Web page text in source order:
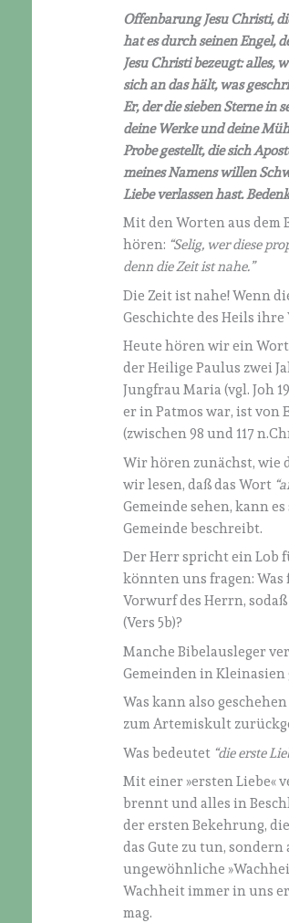
Offenbarung Jesu Christi,
hat es durch seinen Engel,
Jesu Christi bezeugt: alles,
sich an das hält, was
Er, der die sieben Sterne
deine Werke und deine
Probe gestellt, die sich
meines Namens willen
Liebe verlassen hast.
Mit den Worten aus dem
hören: “Selig, wer diese
denn die Zeit ist nahe.”
Die Zeit ist nahe! Wenn
Geschichte des Heils
Heute hören wir ein Wort
der Heilige Paulus zwei
Jungfrau Maria (vgl. Joh
er in Patmos war, ist von
(zwischen 98 und 117
Wir hören zunächst, wie
wir lesen, daß das Wort
Gemeinde sehen, kann
Gemeinde beschreibt.
Der Herr spricht ein Lob
könnten uns fragen: Was
Vorwurf des Herrn,
(Vers 5b)?
Manche Bibelausleger
Gemeinden in
Was kann also
zum Artemiskult
Was bedeutet “die erste
Mit einer »ersten Liebe«
brennt und alles in
der ersten Bekehrung,
das Gute zu tun,
ungewöhnliche
Wachheit immer in uns
mag.